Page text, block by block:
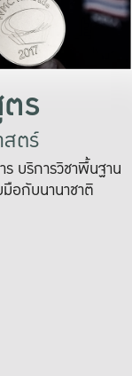
เปลี่ยนแปลง แล
เพื่อทำง
ระบบสารสนเทศ
ร
ตร์
บริการวิชาพื้นฐาน
อกับนานาชาติ